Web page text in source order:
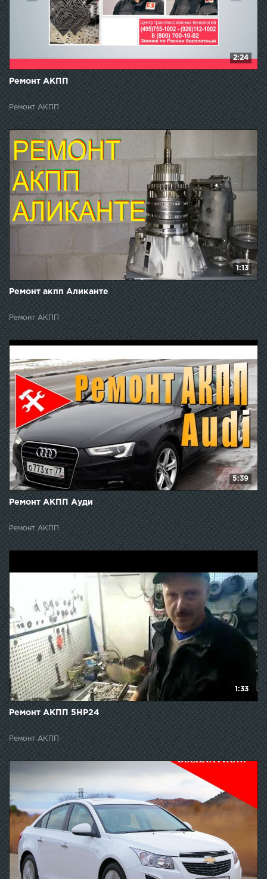
2:24
Ремонт АКПП
Ремонт АКПП
1:13
Ремонт акпп Аликанте
Ремонт АКПП
5:39
Ремонт АКПП Ауди
Ремонт АКПП
1:33
Ремонт АКПП 5НР24
Ремонт АКПП